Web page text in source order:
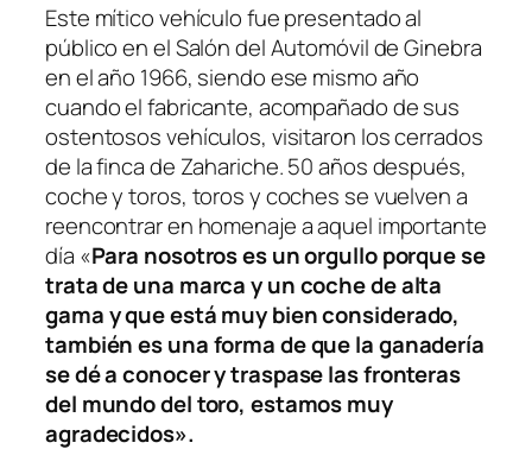
Este mítico vehículo fue presentado al
público en el Salón del Automóvil de Ginebra
en el año 1966, siendo ese mismo año
cuando el fabricante, acompañado de sus
ostentosos vehículos, visitaron los cerrados
de la finca de Zahariche. 50 años después,
coche y toros, toros y coches se vuelven a
reencontrar en homenaje a aquel importante
día «Para nosotros es un orgullo porque se
trata de una marca y un coche de alta
gama y que está muy bien considerado,
también es una forma de que la ganadería
se dé a conocer y traspase las fronteras
del mundo del toro, estamos muy
agradecidos».